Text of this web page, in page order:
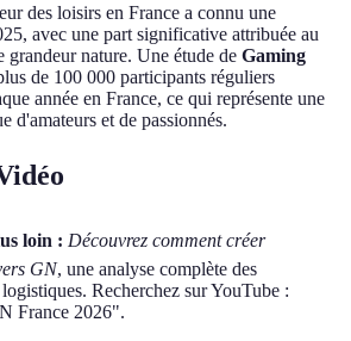
des loisirs en France a connu une
avec une part significative attribuée au
grandeur nature. Une étude de Gaming
de 100 000 participants réguliers
année en France, ce qui représente une
d'amateurs et de passionnés.
loin : Découvrez comment créer
GN, une analyse complète des
logistiques. Recherchez sur YouTube :
France 2026".